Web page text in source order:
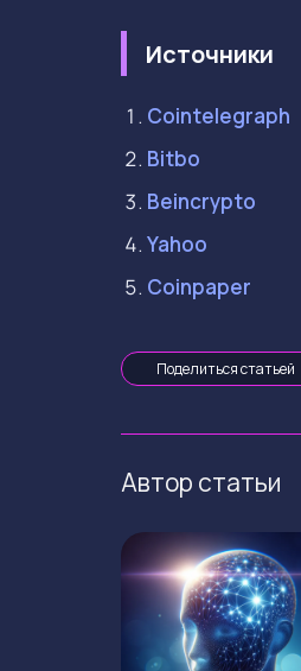
Источники
Cointelegraph
Bitbo
Beincrypto
Yahoo
Coinpaper
Поделиться статьей
Автор статьи